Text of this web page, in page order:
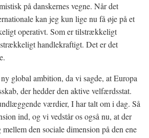
på danskernes vegne. Når det
kan jeg kun lige nu få øje på et
operativt. Som er tilstrækkeligt
handlekraftigt. Det er det
global ambition, da vi sagde, at Europa
der hedder den aktive velfærdsstat.
værdier, I har talt om i dag. Så
ind, og vi vedstår os også nu, at der
den sociale dimension på den ene